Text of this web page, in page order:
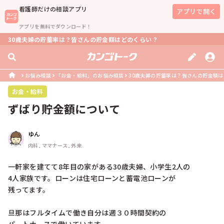
看護師だけの相談アプリ
アプリを無料でダウンロード！
アプリで開く
30歳夫婦の貯蓄率は？皆さんの貯金額はどのくらい？
お悩み相談 「お金・給料」のお悩み相談 30歳夫婦の貯蓄率は？皆さんの貯金額
お金・給料
ずばり貯金額について
ゆん
内科, ママナース, 外来
一軒家を建てて8年目の家がある30歳夫婦、小学生2人の
4人家族です。ローンは住宅ローンと蓄電池ローンが
残ってます。
旦那はフルタイムで働き自分は週３０時間契約の